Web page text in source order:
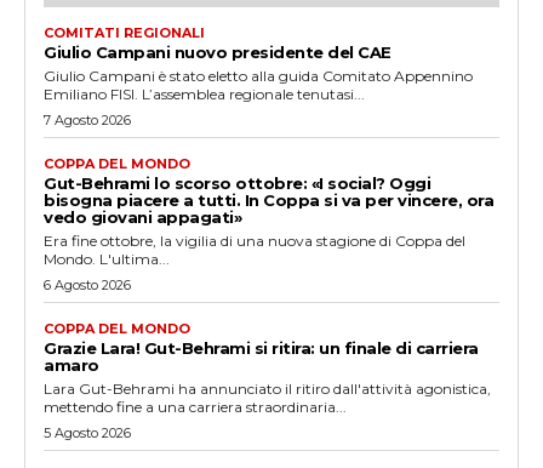
COMITATI REGIONALI
Giulio Campani nuovo presidente del CAE
Giulio Campani è stato eletto alla guida Comitato Appennino
Emiliano FISI. L’assemblea regionale tenutasi...
7 Agosto 2026
COPPA DEL MONDO
Gut-Behrami lo scorso ottobre: «I social? Oggi
bisogna piacere a tutti. In Coppa si va per vincere, ora
vedo giovani appagati»
Era fine ottobre, la vigilia di una nuova stagione di Coppa del
Mondo. L'ultima...
6 Agosto 2026
COPPA DEL MONDO
Grazie Lara! Gut-Behrami si ritira: un finale di carriera
amaro
Lara Gut-Behrami ha annunciato il ritiro dall'attività agonistica,
mettendo fine a una carriera straordinaria...
5 Agosto 2026